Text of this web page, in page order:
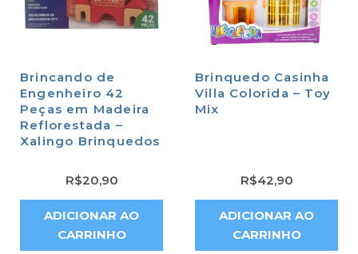
Brincando de
Engenheiro 42
Peças em Madeira
Reflorestada –
Xalingo Brinquedos
R$20,90
ADICIONAR AO
CARRINHO
Brinquedo Casinha
Villa Colorida – Toy
Mix
R$42,90
ADICIONAR AO
CARRINHO